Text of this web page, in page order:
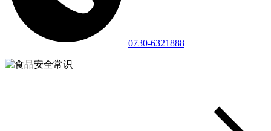
0730-6321888